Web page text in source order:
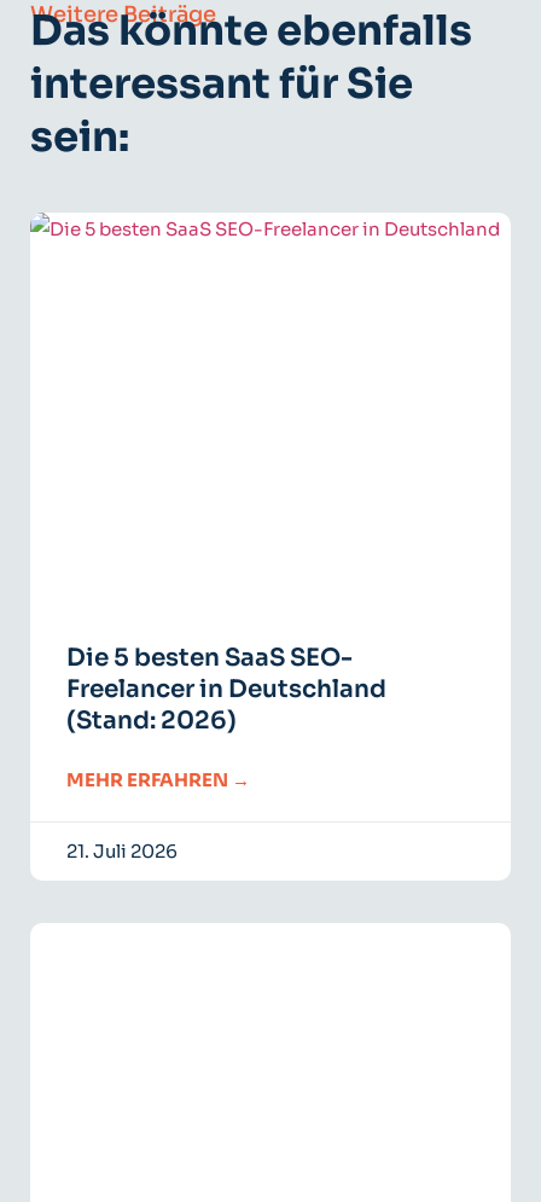
Weitere Beiträge
Das könnte ebenfalls
interessant für Sie
sein:
Die 5 besten SaaS SEO-
Freelancer in Deutschland
(Stand: 2026)
MEHR ERFAHREN →
21. Juli 2026